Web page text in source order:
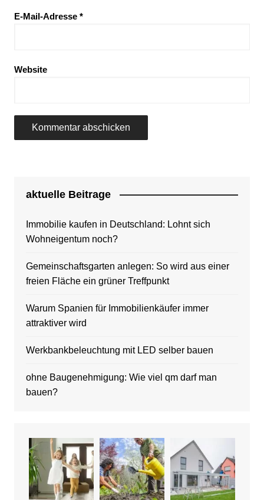
E-Mail-Adresse *
Website
aktuelle Beitrage
Immobilie kaufen in Deutschland: Lohnt sich
Wohneigentum noch?
Gemeinschaftsgarten anlegen: So wird aus einer
freien Fläche ein grüner Treffpunkt
Warum Spanien für Immobilienkäufer immer
attraktiver wird
Werkbankbeleuchtung mit LED selber bauen
ohne Baugenehmigung: Wie viel qm darf man
bauen?